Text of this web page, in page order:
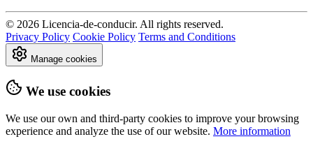
© 2026 Licencia-de-conducir. All rights reserved.
Privacy Policy Cookie Policy Terms and Conditions
Manage cookies
We use cookies
We use our own and third-party cookies to improve your browsing
experience and analyze the use of our website. More information